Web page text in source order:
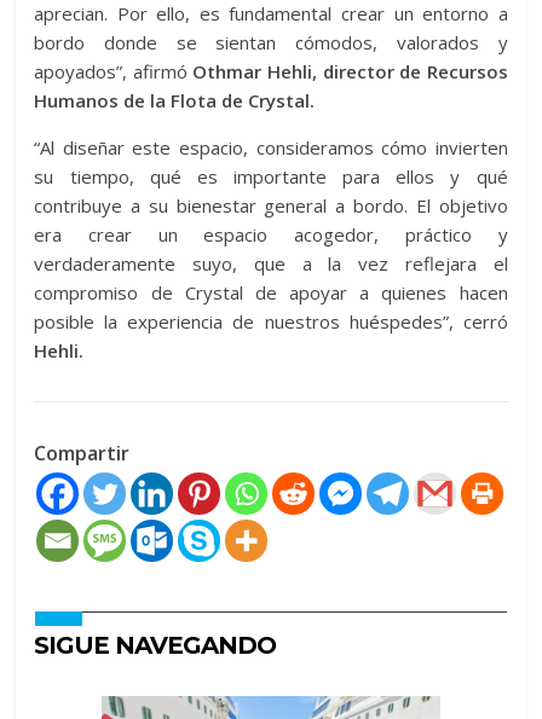
aprecian. Por ello, es fundamental crear un entorno a
bordo donde se sientan cómodos, valorados y
apoyados”, afirmó Othmar Hehli, director de Recursos
Humanos de la Flota de Crystal.
“Al diseñar este espacio, consideramos cómo invierten
su tiempo, qué es importante para ellos y qué
contribuye a su bienestar general a bordo. El objetivo
era crear un espacio acogedor, práctico y
verdaderamente suyo, que a la vez reflejara el
compromiso de Crystal de apoyar a quienes hacen
posible la experiencia de nuestros huéspedes”, cerró
Hehli.
Compartir
SIGUE NAVEGANDO